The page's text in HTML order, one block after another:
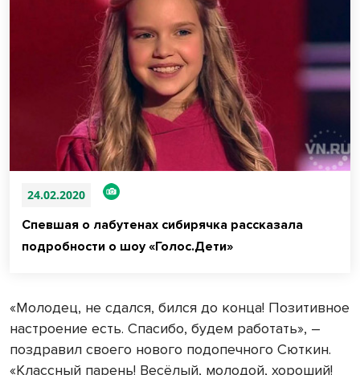
24.02.2020
Спевшая о лабутенах сибирячка рассказала
подробности о шоу «Голос.Дети»
«Молодец, не сдался, бился до конца! Позитивное
настроение есть. Спасибо, будем работать», –
поздравил своего нового подопечного Сюткин.
«Классный парень! Весёлый, молодой, хороший!